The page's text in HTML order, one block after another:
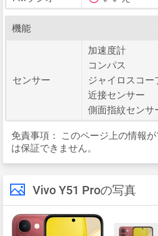
機能
センサー
加速度計
コンパス
ジャイロスコー
近接センサー
側面指紋センサ
免責事項：
このページ上の情報
は保証できません。
Vivo Y51 Proの写真